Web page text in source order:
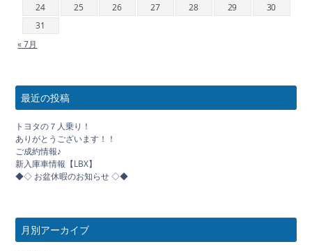
24 25 26 27 28 29
30
31
« 7月
最近の投稿
トヨタの７人乗り！
ありがとうございます！！
ご成約情報♪
新入庫車情報【LBX】
◆◇ お盆休暇のお知らせ ◇◆
月別アーカイブ